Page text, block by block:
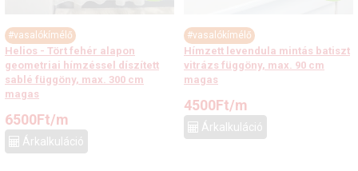
#vasalókímélő
Helios - Tört fehér alapon
geometriai hímzéssel díszített
sablé függöny, max. 300 cm
magas
6500Ft/m
Árkalkuláció
#vasalókímélő
Hímzett levendula mintás batiszt
vitrázs függöny, max. 90 cm
magas
4500Ft/m
Árkalkuláció